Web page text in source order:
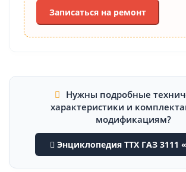
Записаться на ремонт
Нужны подробные
характеристики и
модификациям?
Энциклопедия ТТХ ГАЗ 3111